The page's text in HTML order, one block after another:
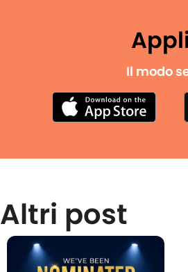
Il modo
Altri post